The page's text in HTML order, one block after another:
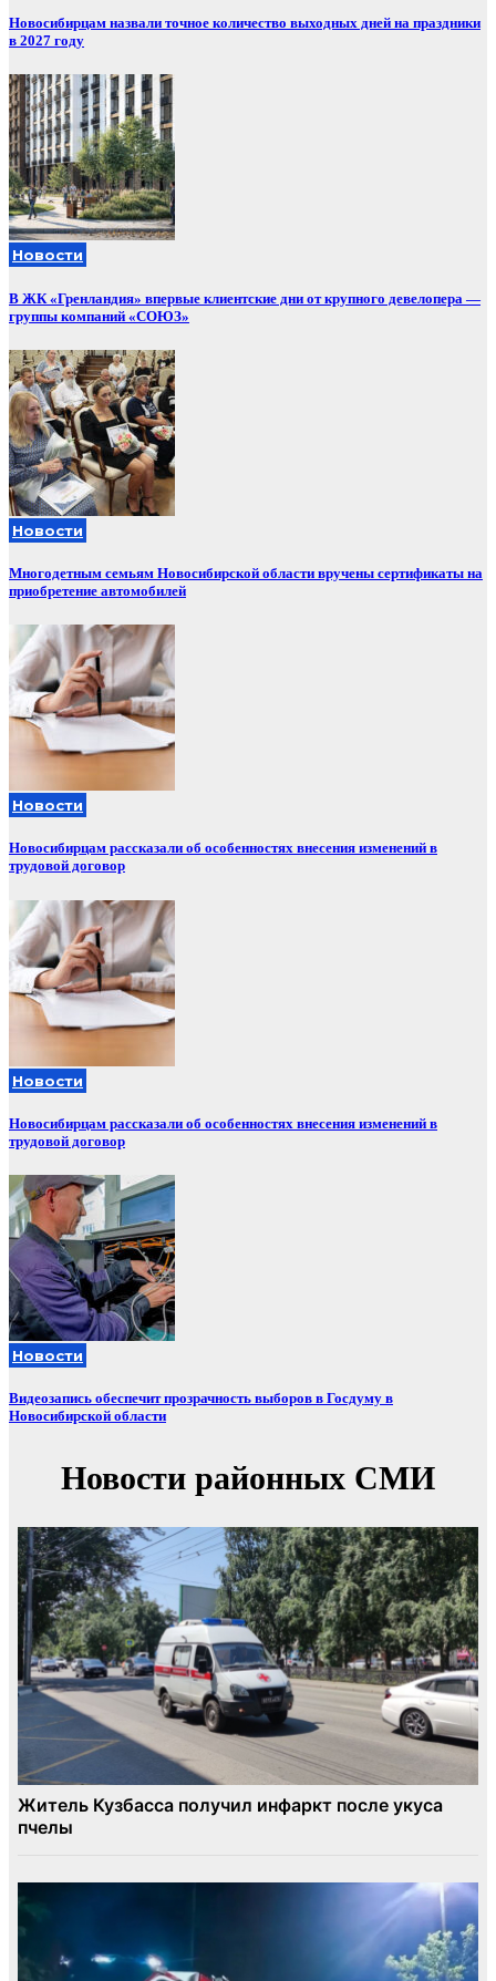
Новосибирцам назвали точное количество выходных дней на праздники
в 2027 году
Новости
В ЖК «Гренландия» впервые клиентские дни от крупного девелопера —
группы компаний «СОЮЗ»
Новости
Многодетным семьям Новосибирской области вручены сертификаты на
приобретение автомобилей
Новости
Новосибирцам рассказали об особенностях внесения изменений в
трудовой договор
Новости
Новосибирцам рассказали об особенностях внесения изменений в
трудовой договор
Новости
Видеозапись обеспечит прозрачность выборов в Госдуму в
Новосибирской области